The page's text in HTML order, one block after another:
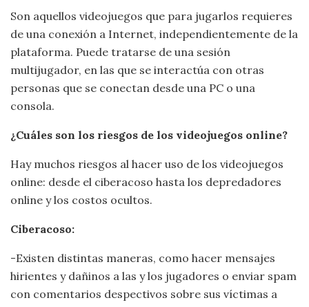
Son aquellos videojuegos que para jugarlos requieres
de una conexión a Internet, independientemente de la
plataforma. Puede tratarse de una sesión
multijugador, en las que se interactúa con otras
personas que se conectan desde una PC o una
consola.
¿Cuáles son los riesgos de los videojuegos online?
Hay muchos riesgos al hacer uso de los videojuegos
online: desde el ciberacoso hasta los depredadores
online y los costos ocultos.
Ciberacoso:
-Existen distintas maneras, como hacer mensajes
hirientes y dañinos a las y los jugadores o enviar spam
con comentarios despectivos sobre sus víctimas a